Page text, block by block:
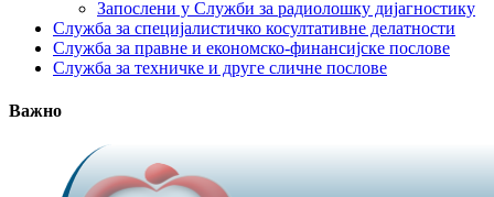
Запослени у Служби за радиолошку дијагностику
Служба за специјалистичко косултативне делатности
Служба за правне и економско-финансијске послове
Служба за техничке и друге сличне послове
Важно